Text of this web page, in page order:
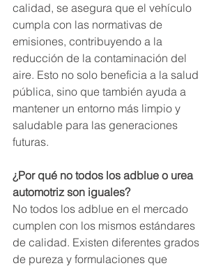
calidad, se asegura que el vehículo
cumpla con las normativas de
emisiones, contribuyendo a la
reducción de la contaminación del
aire. Esto no solo beneficia a la salud
pública, sino que también ayuda a
mantener un entorno más limpio y
saludable para las generaciones
futuras.
¿Por qué no todos los adblue o urea
automotriz son iguales?
No todos los adblue en el mercado
cumplen con los mismos estándares
de calidad. Existen diferentes grados
de pureza y formulaciones que